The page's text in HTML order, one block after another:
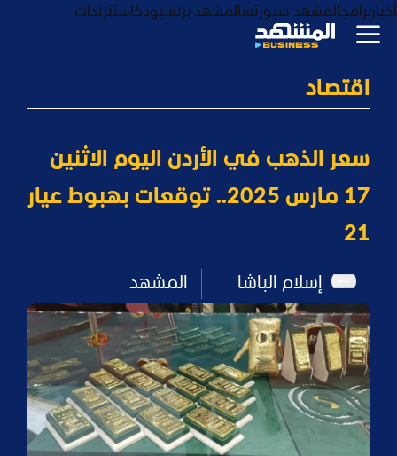
أخباربرامجالمشهد سبورتسالمشهد بزنسبودكاستترندات
اقتصاد
سعر الذهب في الأردن اليوم الاثنين
17 مارس 2025.. توقعات بهبوط عيار
21
إسلام الباشا المشهد